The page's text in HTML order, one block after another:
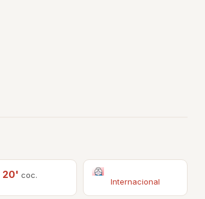
20' coc.
Internacional